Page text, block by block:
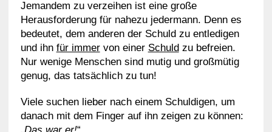
Jemandem zu verzeihen ist eine große
Herausforderung für nahezu jedermann. Denn es
bedeutet, dem anderen der Schuld zu entledigen
und ihn für immervon einer Schuldzu befreien.
Nur wenige Menschen sind mutig und großmütig
genug, das tatsächlich zu tun!
Viele suchen lieber nach einem Schuldigen, um
danach mit dem Finger auf ihn zeigen zu können: